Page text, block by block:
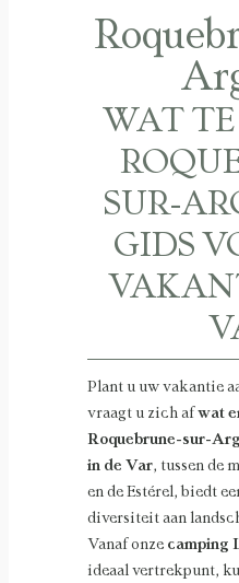
WAT
SUR-
GIDS
Plant u uw vakantie
vraagt u zich af wat
Roquebrune-sur-
in de Var, tussen de
en de Estérel, biedt
diversiteit aan
Vanaf onze camping
ideaal vertrekpunt,